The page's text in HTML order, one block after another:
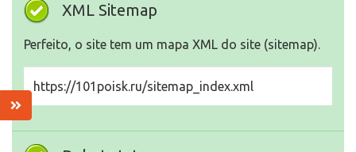
XML Sitemap
Perfeito, o site tem um mapa XML do site (sitemap).
https://101poisk.ru/sitemap_index.xml